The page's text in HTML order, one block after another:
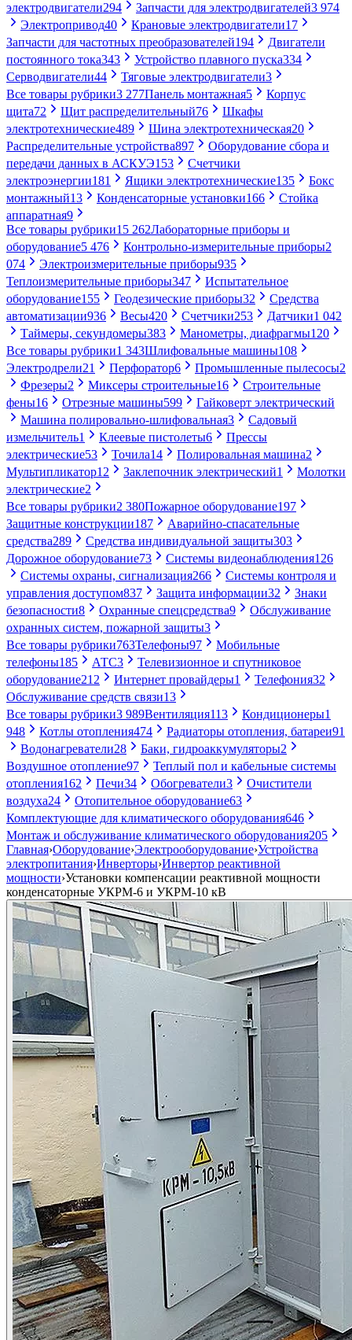
электродвигатели294 Запчасти для электродвигателей3 974
Электропривод40 Крановые электродвигатели17
Запчасти для частотных преобразователей194
Двигатели
постоянного тока343 Устройство плавного пуска334
Серводвигатели44 Тяговые электродвигатели3
Все товары рубрики3 277Панель монтажная5
Корпус
щита72 Щит распределительный76
Шкафы
электротехнические489 Шина электротехническая20
Распределительные устройства897
Оборудование сбора и
передачи данных в АСКУЭ153
Счетчики
электроэнергии181 Ящики электротехнические135
Бокс
монтажный13 Конденсаторные установки166
Стойка
аппаратная9
Все товары рубрики15 262Лабораторные приборы и
оборудование5 476 Контрольно-измерительные приборы2
074
Электроизмерительные приборы935
Теплоизмерительные приборы347
Испытательное
оборудование155 Геодезические приборы32
Средства
автоматизации936 Весы420 Счетчики253 Датчики1 042
Таймеры, секундомеры383 Манометры, диафрагмы120
Все товары рубрики1 343Шлифовальные машины108
Электродрели21 Перфоратор6 Промышленные пылесосы2
Фрезеры2 Миксеры строительные16
Строительные
фены16 Отрезные машины599
Гайковерт электрический
Машина полировально-шлифовальная3
Садовый
измельчитель1 Клеевые пистолеты6
Прессы
электрические53 Точила14 Полировальная машина2
Мультипликатор12 Заклепочник электрический1
Молотки
электрические2
Все товары рубрики2 380Пожарное оборудование197
Защитные конструкции187
Аварийно-спасательные
средства289 Средства индивидуальной защиты303
Дорожное оборудование73 Системы видеонаблюдения126
Системы охраны, сигнализация266
Системы контроля и
управления доступом837 Защита информации32
Знаки
безопасности8 Охранные спецсредства9
Обслуживание
охранных систем, пожарной защиты3
Все товары рубрики763Телефоны97
Мобильные
телефоны185 АТС3
Телевизионное и спутниковое
оборудование212 Интернет провайдеры1 Телефония32
Обслуживание средств связи13
Все товары рубрики3 989Вентиляция113 Кондиционеры1
948
Котлы отопления474 Радиаторы отопления, батареи91
Водонагреватели28 Баки, гидроаккумуляторы2
Воздушное отопление97
Теплый пол и кабельные системы
отопления162 Печи34 Обогреватели3
Очистители
воздуха24 Отопительное оборудование63
Комплектующие для климатического оборудования646
Монтаж и обслуживание климатического оборудования205
Главная›Оборудование›Электрооборудование›Устройства
электропитания›Инверторы›Инвертор реактивной
мощности›Установки компенсации реактивной мощности
конденсаторные УКРМ-6 и УКРМ-10 кВ